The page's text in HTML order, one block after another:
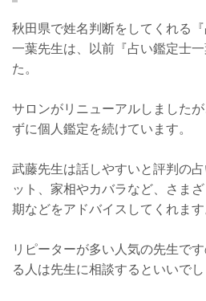
秋田県で姓名判断をしてくれる
一葉先生は、以前『占い鑑定士
た。
サロンがリニューアルしました
ずに個人鑑定を続けています。
武藤先生は話しやすいと評判の
ット、家相やカバラなど、さま
期などをアドバイスしてくれます
リピーターが多い人気の先生で
る人は先生に相談するといいでし